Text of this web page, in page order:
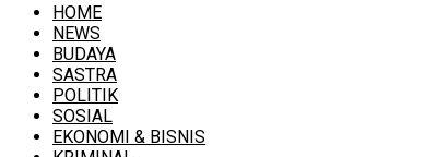
HOME
NEWS
BUDAYA
SASTRA
POLITIK
SOSIAL
EKONOMI & BISNIS